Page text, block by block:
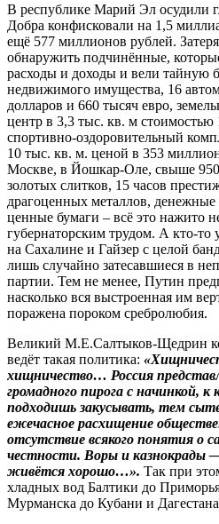
В республике Марий Эл осудили
Добра конфисковали на 1,5
ещё 577 миллионов рублей.
обнаружить подчинённые,
расходы и доходы и вели тайную
недвижимого имущества, 16
долларов и 660 тысяч евро,
центр в 3,3 тыс. кв. м
спортивно-оздоровительный
10 тыс. кв. м. ценой в 353
Москве, в Йошкар-Оле, свыше
золотых слитков, 15 часов
драгоценных металлов, денежные
ценные бумаги – всё это нажито
губернаторским трудом. А кто-
на Сахалине и Гайзер с целой
лишь случайно затесавшиеся в
партии. Тем не менее, Путин
насколько вся выстроенная им
поражена пороком сребролюбия.
Великий М.Е.Салтыков-Щедрин
ведёт такая политика:
хищничество… Россия
громадного пирога с начинкой,
подходишь закусывать, тем
ежечасное расхищение
отсутствие всякого понятия о
честности. Воры и казнокрады
живётся хорошо…». Так при
хладных вод Балтики до
Мурманска до Кубани и